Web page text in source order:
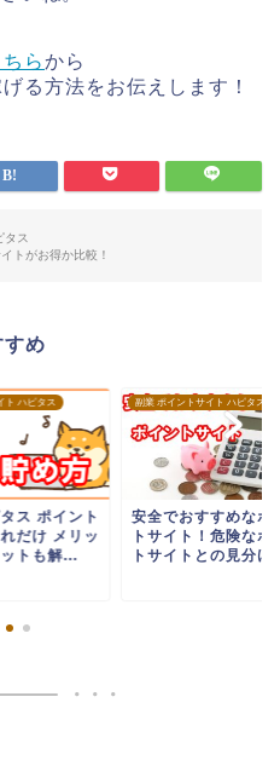
ちらから
る方法をお伝えします！
タス
トがお得か比較！
め
ト ハピタス
ス ポイント
だけ メリッ
トも解...
副業 ポイントサイト ハピタス
安全でおすすめなポ
トサイト！危険なポ
トサイトとの見分け